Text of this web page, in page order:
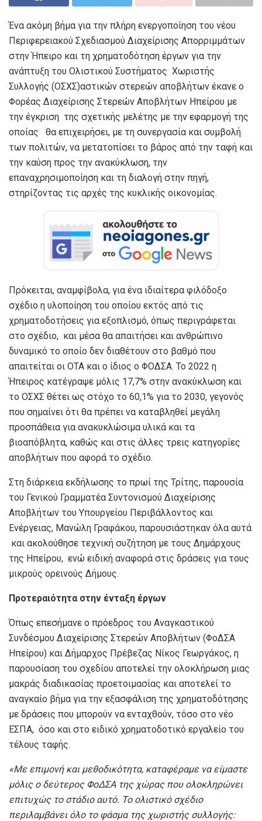
Ένα ακόμη βήμα για την πλήρη ενεργοποίηση του νέου
Περιφερειακού Σχεδιασμού Διαχείρισης Απορριμμάτων
στην Ήπειρο και τη χρηματοδότηση έργων για την
ανάπτυξη του Ολιστικού Συστήματος Χωριστής
Συλλογής (ΟΣΧΣ)αστικών στερεών αποβλήτων έκανε ο
Φορέας Διαχείρισης Στερεών Αποβλήτων Ηπείρου με
την έγκριση της σχετικής μελέτης με την εφαρμογή της
οποίας θα επιχειρήσει, με τη συνεργασία και συμβολή
των πολιτών, να μετατοπίσει το βάρος από την ταφή και
την καύση προς την ανακύκλωση, την
επαναχρησιμοποίηση και τη διαλογή στην πηγή,
στηρίζοντας τις αρχές της κυκλικής οικονομίας.
Πρόκειται, αναμφίβολα, για ένα ιδιαίτερα φιλόδοξο
σχέδιο η υλοποίηση του οποίου εκτός από τις
χρηματοδοτήσεις για εξοπλισμό, όπως περιγράφεται
στο σχέδιο, και μέσα θα απαιτήσει και ανθρώπινο
δυναμικό το οποίο δεν διαθέτουν στο βαθμό που
απαιτείται οι ΟΤΑ και ο ίδιος ο ΦΟΔΣΑ. Το 2022 η
Ήπειρος κατέγραψε μόλις 17,7% στην ανακύκλωση και
το ΟΣΧΣ θέτει ως στόχο το 60,1% για το 2030, γεγονός
που σημαίνει ότι θα πρέπει να καταβληθεί μεγάλη
προσπάθεια για ανακυκλώσιμα υλικά και τα
βιοαπόβλητα, καθώς και στις άλλες τρεις κατηγορίες
αποβλήτων που αφορά το σχέδιο.
Στη διάρκεια εκδήλωσης το πρωί της Τρίτης, παρουσία
του Γενικού Γραμματέα Συντονισμού Διαχείρισης
Αποβλήτων του Υπουργείου Περιβάλλοντος και
Ενέργειας, Μανώλη Γραφάκου, παρουσιάστηκαν όλα αυτά
και ακολούθησε τεχνική συζήτηση με τους Δημάρχους
της Ηπείρου, ενώ ειδική αναφορά στις δράσεις για τους
μικρούς ορεινούς Δήμους.
Προτεραιότητα στην ένταξη έργων
Όπως επεσήμανε ο πρόεδρος του Αναγκαστικού
Συνδέσμου Διαχείρισης Στερεών Αποβλήτων (ΦοΔΣΑ
Ηπείρου) και Δήμαρχος Πρέβεζας Νίκος Γεωργάκος, η
παρουσίαση του σχεδίου αποτελεί την ολοκλήρωση μιας
μακράς διαδικασίας προετοιμασίας και αποτελεί το
αναγκαίο βήμα για την εξασφάλιση της χρηματοδότησης
με δράσεις που μπορούν να ενταχθούν, τόσο στο νέο
ΕΣΠΑ, όσο και στο ειδικό χρηματοδοτικό εργαλείο του
τέλους ταφής.
«Με επιμονή και μεθοδικότητα, καταφέραμε να είμαστε
μόλις ο δεύτερος ΦοΔΣΑ της χώρας που ολοκληρώνει
επιτυχώς το στάδιο αυτό. Το ολιστικό σχέδιο
περιλαμβάνει όλο το φάσμα της χωριστής συλλογής: